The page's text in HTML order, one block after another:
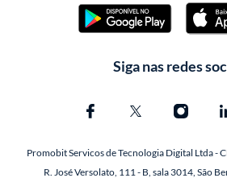
Siga nas redes
Promobit Servicos de Tecnologia Digital Ltda -
R. José Versolato, 111 - B, sala 3014, São